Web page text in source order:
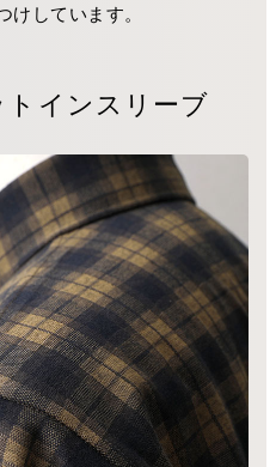
けしています。
インスリーブ